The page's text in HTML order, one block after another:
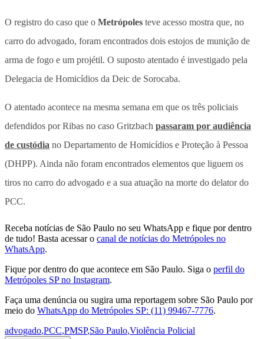
O registro do caso que o Metrópoles teve acesso mostra que, no
carro do advogado, foram encontrados dois estojos de munição de
arma de fogo e um projétil. O suposto atentado é investigado pela
Delegacia de Homicídios da Deic de Sorocaba.
O atentado acontece na mesma semana em que os três policiais
defendidos por Ribas no caso Gritzbach passaram por audiência
de custódia no Departamento de Homicídios e Proteção à Pessoa
(DHPP). Ainda não foram encontrados elementos que liguem os
tiros no carro do advogado e a sua atuação na morte do delator do
PCC.
Receba notícias de São Paulo no seu WhatsApp e fique por dentro
de tudo! Basta acessar o canal de notícias do Metrópoles no
WhatsApp.
Fique por dentro do que acontece em São Paulo. Siga o perfil do
Metrópoles SP no Instagram.
Faça uma denúncia ou sugira uma reportagem sobre São Paulo por
meio do WhatsApp do Metrópoles SP: (11) 99467-7776.
advogado,PCC,PMSP,São Paulo,Violência Policial